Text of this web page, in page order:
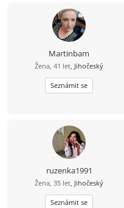
Martinbam
Žena, 41 let, Jihočeský
Seznámit se
ruzenka1991
Žena, 35 let, Jihočeský
Seznámit se